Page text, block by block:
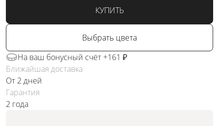
КУПИТЬ
Выбрать цвета
На ваш бонусный счёт +161 ₽
Ближайшая доставка
От 2 дней
Гарантия
2 года